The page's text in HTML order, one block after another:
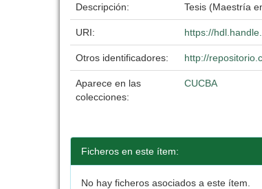
Descripción: Tesis (Maestría
URI: https://
Otros identificadores: http://
Aparece en las
colecciones:
CUCBA
Ficheros en este ítem:
No hay ficheros asociados a este ítem.